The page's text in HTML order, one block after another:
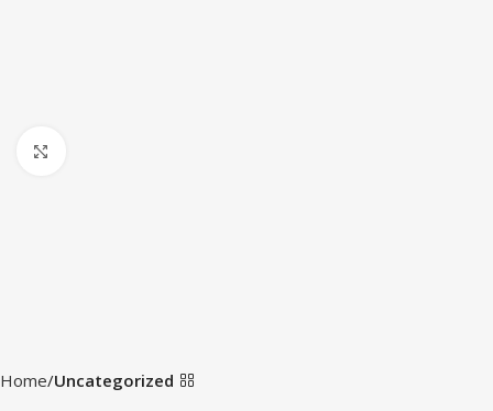
Home Uncategorized